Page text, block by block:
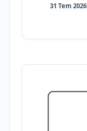
31 Tem 2026